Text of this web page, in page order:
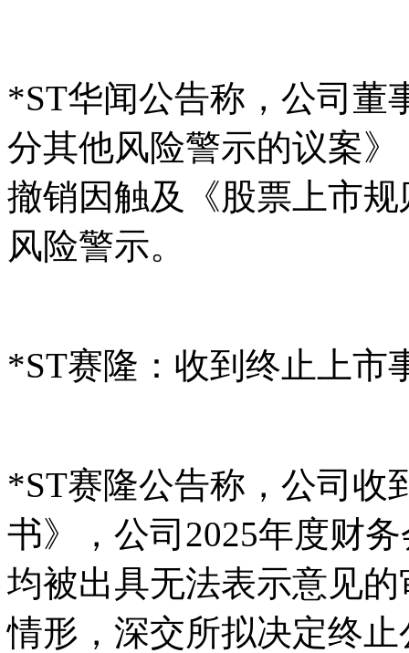
*ST华闻公告称，公司董
分其他风险警示的议案
撤销因触及《股票上市
风险警示。
*ST赛隆：收到终止上市
*ST赛隆公告称，公司收
书》，公司2025年度财
均被出具无法表示意见
情形，深交所拟决定终